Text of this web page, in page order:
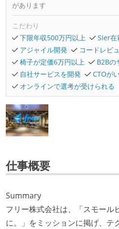
があります
こだわり
下限年収500万円以上
SIer在
アジャイル開発
コードレビ
椅子が定価6万円以上
B2Bの
自社サービスを開発
CTOが
オンラインで選考が受けられる
仕事概要
Summary
フリー株式会社は、「スモール
に。」をミッションに掲げ、テ